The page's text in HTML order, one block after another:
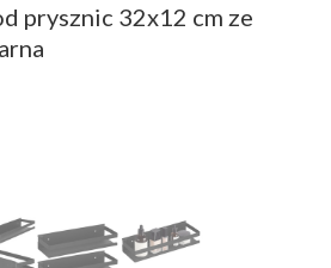
prysznic 32x12 cm ze